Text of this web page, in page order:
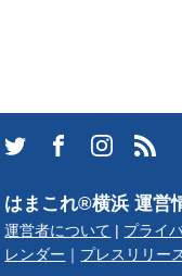
はまこれ®横浜 運営
運営者について | プライ
レンダー ｜ プレスリリー